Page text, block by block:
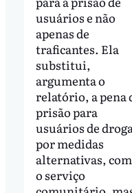
usuários e não
apenas de
traficantes. Ela
substitui,
argumenta o
relatório, a pena
prisão para
usuários de
por medidas
alternativas,
o serviço